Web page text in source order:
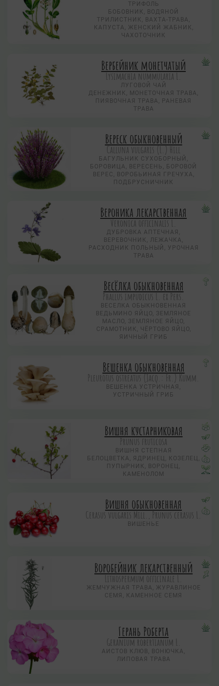
ТРИФОЛЬ
БОБОВНИК, ВОДЯНОЙ
ТРИЛИСТНИК, ВАХТА-ТРАВА,
КАПУСТА, ЖЕНСКИЙ ЖАБНИК,
ЧАХОТОЧНИК
Вербейник монетчатый
Lysimachia nummularia L.
ЛУГОВОЙ ЧАЙ
ДЕНЕЖНИК, МОНЕТОЧНАЯ ТРАВА,
ПИЯВОЧНАЯ ТРАВА, РАНЕВАЯ
ТРАВА
Вереск обыкновенный
Calluna vulgaris (L.) Hill
БАГУЛЬНИК СУХОБОРНЫЙ,
БОРОВИЦА, ВЕРЕСЕНЬ, БОРОВОЙ
ВЕРЕС, ВОРОБЬИНАЯ ГРЕЧУХА,
ПОДБРУСНИЧНИК
Вероника лекарственная
Veronica officinalis L.
ДУБРОВКА АПТЕЧНАЯ,
ВЕРЕВОЧНИК, ЛЕЖАЧКА,
РАСХОДНИК ПОЛЬНЫЙ, УРОЧНАЯ
ТРАВА
Весёлка обыкновенная
Phallus impudicus L. ex Pers.
ВЕСЕЛКА ОБЫКНОВЕННАЯ
ВЕДЬМИНО ЯЙЦО, ЗЕМЛЯНОЕ
МАСЛО, ЗЕМЛЯНОЕ ЯЙЦО,
СРАМОТНИК, ЧЁРТОВО ЯЙЦО,
ЯИЧНЫЙ ГРИБ
Вешенка обыкновенная
Pleurotus ostreatus (Jacq.: Fr.) Kumm.
ВЕШЕНКА УСТРИЧНАЯ,
УСТРИЧНЫЙ ГРИБ
Вишня кустарниковая
Prunus fruticosa
ВИШНЯ СТЕПНАЯ
БЕЛОЦВЕТКА, ЯДРИНЕЦ, КОЗЕЛЕЦ,
ПУПЫРНИК, ВОРОНЕЦ,
КАМЕНОЛОМ
Вишня обыкновенная
Cerasus vulgaris Mill., Prunus cerasus L.
ВИШЕНЬЕ
Воробейник лекарственный
Lithospermum officinale L.
ЖЕМЧУЖНАЯ ТРАВА, ЖУРАВЛИНОЕ
СЕМЯ, КАМЕННОЕ СЕМЯ
Герань Роберта
Geranium robertianum L.
АИСТОВ КЛЮВ, ВОНЮЧКА,
ЛИПОВАЯ ТРАВА